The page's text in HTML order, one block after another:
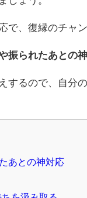
、復縁のチャ
振られたあとの
するので、自分
あとの神対応